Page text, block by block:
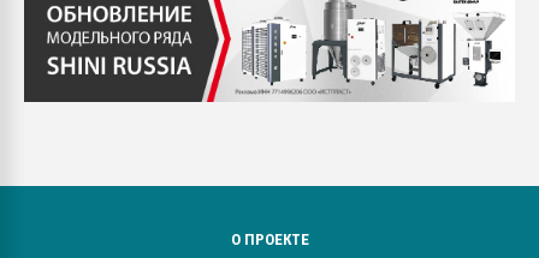
О ПРОЕКТЕ